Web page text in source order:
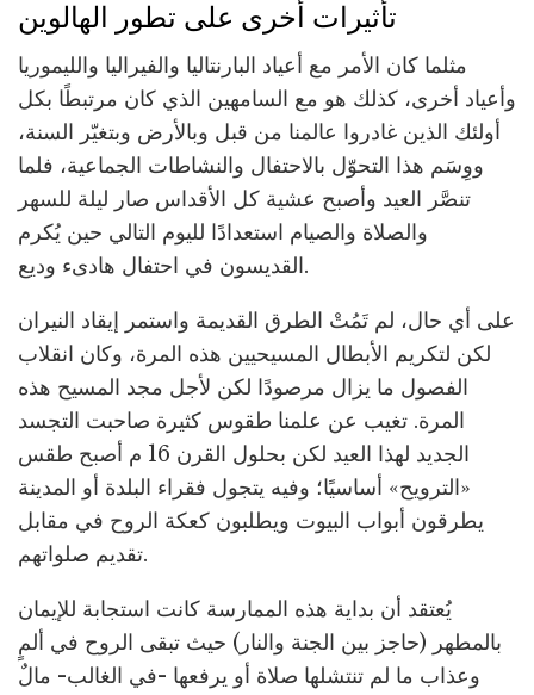
تأثيرات أخرى على تطور الهالوين
مثلما كان الأمر مع أعياد البارنتاليا والفيراليا والليموريا
وأعياد أخرى، كذلك هو مع السامهين الذي كان مرتبطًا بكل
أولئك الذين غادروا عالمنا من قبل وبالأرض وبتغيّر السنة،
ووِسَم هذا التحوّل بالاحتفال والنشاطات الجماعية، فلما
تنصَّر العيد وأصبح عشية كل الأقداس صار ليلة للسهر
والصلاة والصيام استعدادًا لليوم التالي حين يُكرم
القديسون في احتفال هادىء وديع.
على أي حال، لم تَمُتْ الطرق القديمة واستمر إيقاد النيران
لكن لتكريم الأبطال المسيحيين هذه المرة، وكان انقلاب
الفصول ما يزال مرصودًا لكن لأجل مجد المسيح هذه
المرة. تغيب عن علمنا طقوس كثيرة صاحبت التجسد
الجديد لهذا العيد لكن بحلول القرن 16 م أصبح طقس
«الترويح» أساسيًا؛ وفيه يتجول فقراء البلدة أو المدينة
يطرقون أبواب البيوت ويطلبون كعكة الروح في مقابل
تقديم صلواتهم.
يُعتقد أن بداية هذه الممارسة كانت استجابة للإيمان
بالمطهر (حاجز بين الجنة والنار) حيث تبقى الروح في ألمٍ
وعذاب ما لم تنتشلها صلاة أو يرفعها -في الغالب- مالٌ